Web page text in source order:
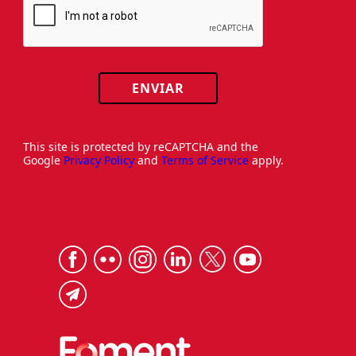
ENVIAR
This site is protected by reCAPTCHA and the
Google Privacy Policy and Terms of Service apply.